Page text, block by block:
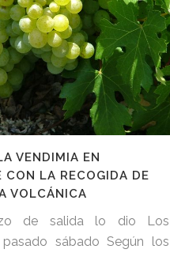
VENDIMIA EN
CON LA RECOGIDA DE
VOLCÁNICA
de salida lo dio Los
sábado Según los